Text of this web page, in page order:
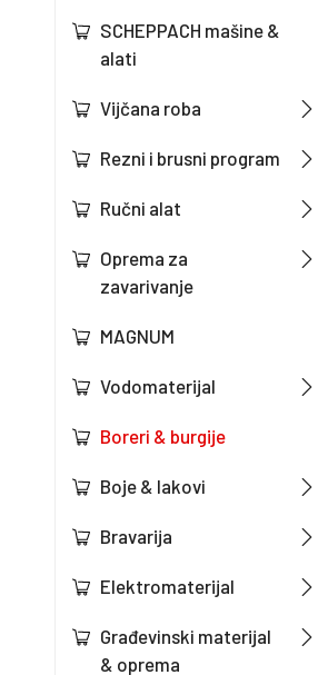
SCHEPPACH mašine &
alati
Vijčana roba
Rezni i brusni program
Ručni alat
Oprema za
zavarivanje
MAGNUM
Vodomaterijal
Boreri & burgije
Boje & lakovi
Bravarija
Elektromaterijal
Građevinski materijal
& oprema